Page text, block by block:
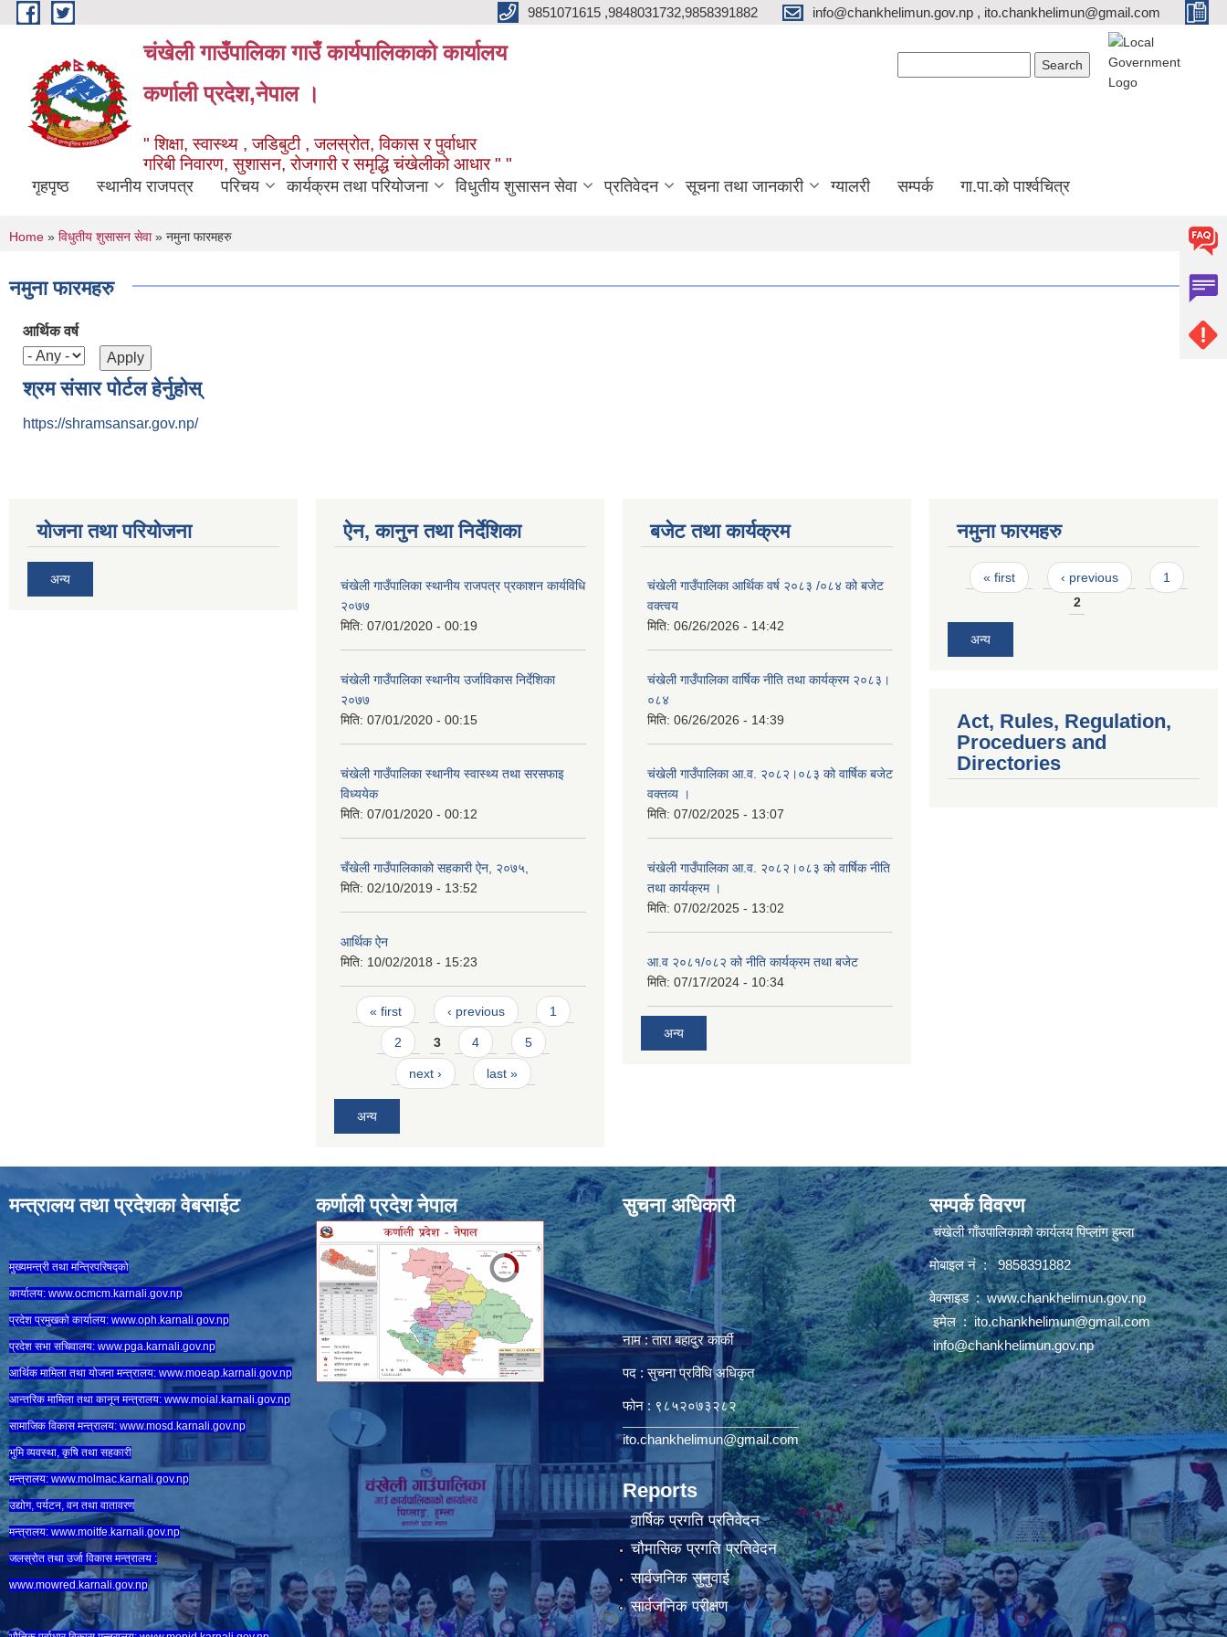
Skip to main content 9851071615 ,9848031732,9858391882 info@chankhelimun.gov.np , ito.chankhelimun@gmail.com
चंखेली गाउँपालिका गाउँ कार्यपालिकाको कार्यालय
कर्णाली प्रदेश,नेपाल ।
" शिक्षा, स्वास्थ्य , जडिबुटी , जलस्रोत, विकास र पुर्वाधार
गरिबी निवारण, सुशासन, रोजगारी र समृद्धि चंखेलीको आधार " "
गृहपृष्ठ स्थानीय राजपत्र परिचय कार्यक्रम तथा परियोजना विधुतीय शुसासन सेवा प्रतिवेदन सूचना तथा जानकारी ग्यालरी सम्पर्क गा.पा.को पार्श्वचित्र
You are here
Home » विधुतीय शुसासन सेवा» नमुना फारमहरु
नमुना फारमहरु
आर्थिक वर्ष
श्रम संसार पोर्टल हेर्नुहोस्
https://shramsansar.gov.np/
योजना तथा परियोजना
अन्य
ऐन, कानुन तथा निर्देशिका
चंखेली गाउँपालिका स्थानीय राजपत्र प्रकाशन कार्यविधि
२०७७
मिति: 07/01/2020 - 00:19
चंखेली गाउँपालिका स्थानीय उर्जाविकास निर्देशिका
२०७७
मिति: 07/01/2020 - 00:15
चंखेली गाउँपालिका स्थानीय स्वास्थ्य तथा सरसफाइ
विध्ययेक
मिति: 07/01/2020 - 00:12
चँखेली गाउँपालिकाको सहकारी ऐन, २०७५,
मिति: 02/10/2019 - 13:52
आर्थिक ऐन
मिति: 10/02/2018 - 15:23
Pages
« first ‹ previous 1
2 3 4 5
next › last »
अन्य
बजेट तथा कार्यक्रम
चंखेली गाउँपालिका आर्थिक वर्ष २०८३ /०८४ को बजेट
वक्त्वय
मिति: 06/26/2026 - 14:42
चंखेली गाउँपालिका वार्षिक नीति तथा कार्यक्रम २०८३।
०८४
मिति: 06/26/2026 - 14:39
चंखेली गाउँपालिका आ.व. २०८२।०८३ को वार्षिक बजेट
वक्तव्य ।
मिति: 07/02/2025 - 13:07
चंखेली गाउँपालिका आ.व. २०८२।०८३ को वार्षिक नीति
तथा कार्यक्रम ।
मिति: 07/02/2025 - 13:02
आ.व २०८१/०८२ को नीति कार्यक्रम तथा बजेट
मिति: 07/17/2024 - 10:34
अन्य
नमुना फारमहरु
Pages
« first ‹ previous
1
2
अन्य
Act, Rules, Regulation,
Proceduers and
Directories
मन्त्रालय तथा प्रदेशका वेबसाईट
मुख्यमन्त्री तथा मन्त्रिपरिषद्को
कार्यालय: www.ocmcm.karnali.gov.np
प्रदेश प्रमुखको कार्यालय: www.oph.karnali.gov.np
प्रदेश सभा सचिवालय: www.pga.karnali.gov.np
आर्थिक मामिला तथा योजना मन्त्रालय: www.moeap.karnali.gov.np
आन्तरिक मामिला तथा कानून मन्त्रालय: www.moial.karnali.gov.np
सामाजिक विकास मन्त्रालय: www.mosd.karnali.gov.np
भुमि व्यवस्था, कृषि तथा सहकारी
मन्त्रालय: www.molmac.karnali.gov.np
उद्योग, पर्यटन, वन तथा वातावरण
मन्त्रालय: www.moitfe.karnali.gov.np
जलस्रोत तथा उर्जा विकास मन्त्रालय :
www.mowred.karnali.gov.np
कर्णाली प्रदेश नेपाल सुचना अधिकारी
नाम : तारा बहादुर कार्की
पद : सुचना प्रविधि अधिकृत
फोन : ९८५२०७३२८२
ito.chankhelimun@gmail.com
Reports
वार्षिक प्रगति प्रतिवेदन
चौमासिक प्रगति प्रतिवेदन
सार्वजनिक सुनुवाई
सार्वजनिक परीक्षण
सम्पर्क विवरण
चंखेली गाँउपालिकाकाे कार्यलय पिप्लांग हुम्ला
माेबाइल नं : 9858391882
वेवसाइड :www.chankhelimun.gov.np
इमेल :ito.chankhelimun@gmail.com
info@chankhelimun.gov.np